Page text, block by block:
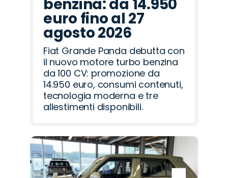
benzina: da 14.950
euro fino al 27
agosto 2026
Fiat Grande Panda debutta con
il nuovo motore turbo benzina
da 100 CV: promozione da
14.950 euro, consumi contenuti,
tecnologia moderna e tre
allestimenti disponibili.